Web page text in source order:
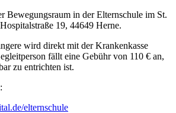
Bewegungsraum in der Elternschule im St.
19, 44649 Herne.
wird direkt mit der Krankenkasse
fällt eine Gebühr von 110 € an,
zu entrichten ist.
elternschule